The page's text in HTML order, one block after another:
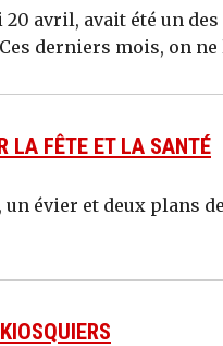
20 avril, avait été un
derniers mois, on ne
LA FÊTE ET LA SANTÉ
évier et deux plans